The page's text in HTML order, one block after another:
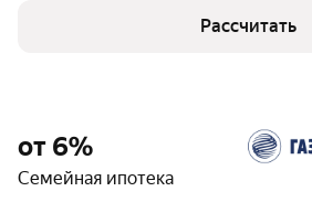
Рассчитать
от 6%
Семейная ипотека